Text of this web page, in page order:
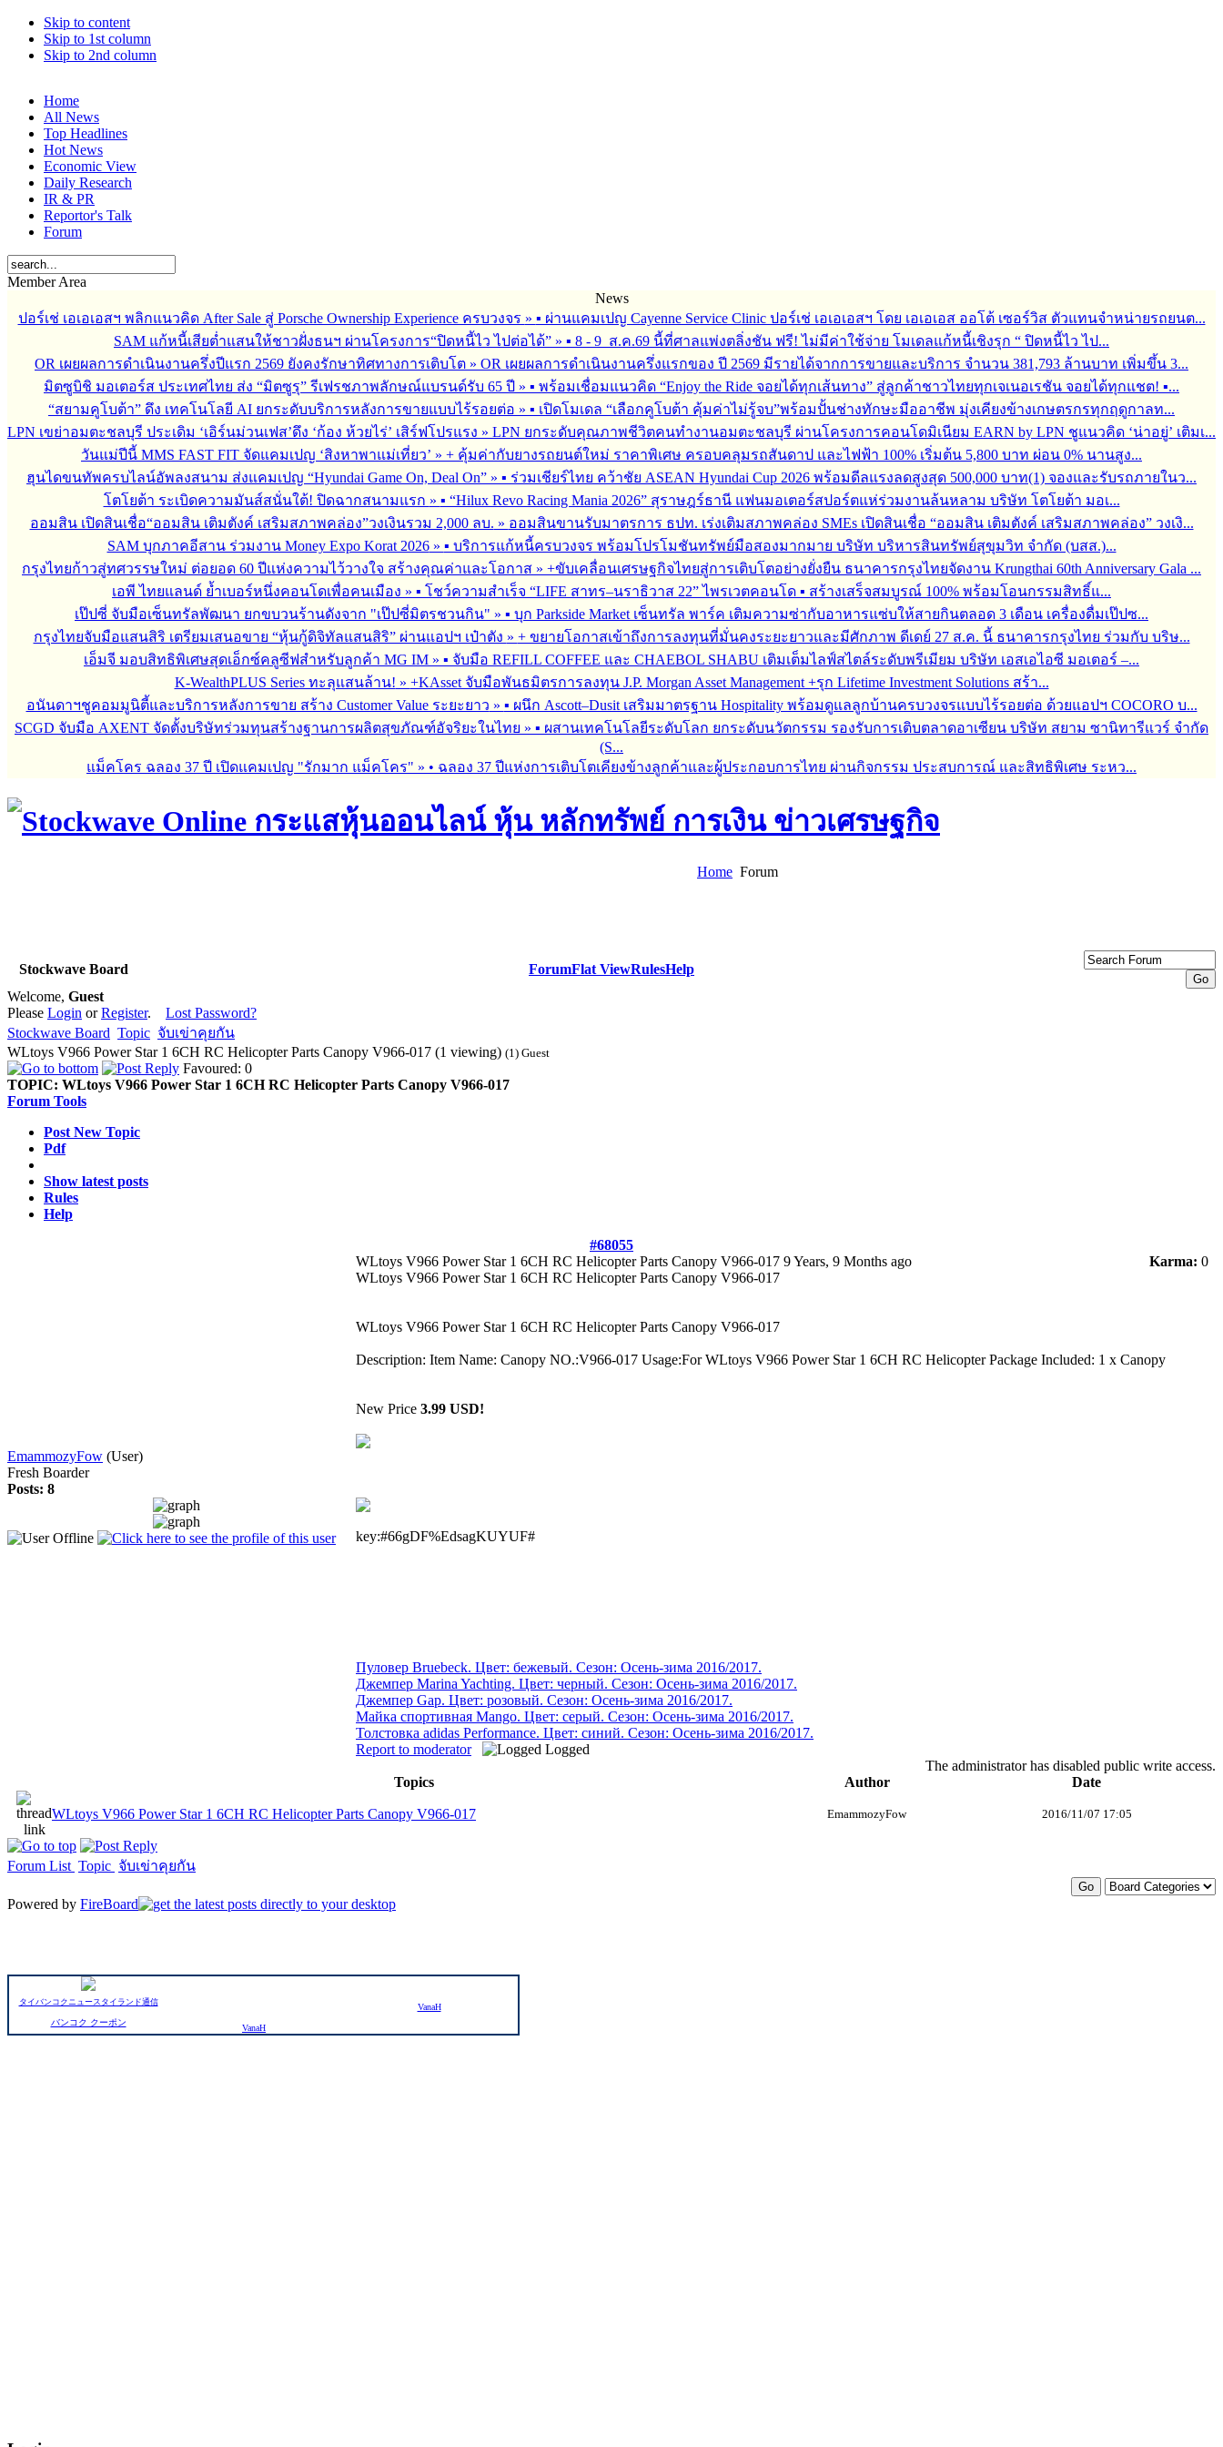
Skip to content
Skip to 1st column
Skip to 2nd column
Home
All News
Top Headlines
Hot News
Economic View
Daily Research
IR & PR
Reportor's Talk
Forum
Member Area
News
ปอร์เช่ เอเอเอสฯ พลิกแนวคิด After Sale สู่ Porsche Ownership Experience ครบวงจร » ▪︎ ผ่านแคมเปญ Cayenne Service Clinic ปอร์เช่ เอเอเอสฯ โดย เอเอเอส ออโต้ เซอร์วิส ตัวแทนจำหน่ายรถยนต...
SAM แก้หนี้เสียต่ำแสนให้ชาวฝั่งธนฯ ผ่านโครงการ“ปิดหนี้ไว ไปต่อได้” » ▪︎ 8 - 9 ส.ค.69 นี้ที่ศาลแพ่งตลิ่งชัน ฟรี! ไม่มีค่าใช้จ่าย โมเดลแก้หนี้เชิงรุก “ ปิดหนี้ไว ไป...
OR เผยผลการดำเนินงานครึ่งปีแรก 2569 ยังคงรักษาทิศทางการเติบโต » OR เผยผลการดำเนินงานครึ่งแรกของ ปี 2569 มีรายได้จากการขายและบริการ จำนวน 381,793 ล้านบาท เพิ่มขึ้น 3...
มิตซูบิชิ มอเตอร์ส ประเทศไทย ส่ง “มิตซูรุ” รีเฟรชภาพลักษณ์แบรนด์รับ 65 ปี » ▪︎ พร้อมเชื่อมแนวคิด “Enjoy the Ride จอยได้ทุกเส้นทาง” สู่ลูกค้าชาวไทยทุกเจเนอเรชัน จอยได้ทุกแชต! ▪...
“สยามคูโบต้า” ดึง เทคโนโลยี AI ยกระดับบริการหลังการขายแบบไร้รอยต่อ » ▪︎ เปิดโมเดล “เลือกคูโบต้า คุ้มค่าไม่รู้จบ”พร้อมปั้นช่างทักษะมืออาชีพ มุ่งเคียงข้างเกษตรกรทุกฤดูกาลท...
LPN เขย่าอมตะชลบุรี ประเดิม ‘เอิร์นม่วนเฟส’ดึง ‘ก้อง ห้วยไร่’ เสิร์ฟโปรแรง » LPN ยกระดับคุณภาพชีวิตคนทำงานอมตะชลบุรี ผ่านโครงการคอนโดมิเนียม EARN by LPN ชูแนวคิด ‘น่าอยู่’ เติมเ...
วันแม่ปีนี้ MMS FAST FIT จัดแคมเปญ ‘สิงหาพาแม่เที่ยว’ » + คุ้มค่ากับยางรถยนต์ใหม่ ราคาพิเศษ ครอบคลุมรถสันดาป และไฟฟ้า 100% เริ่มต้น 5,800 บาท ผ่อน 0% นานสูง...
ฮุนไดขนทัพครบไลน์อัพลงสนาม ส่งแคมเปญ “Hyundai Game On, Deal On” » ▪︎ ร่วมเชียร์ไทย คว้าชัย ASEAN Hyundai Cup 2026 พร้อมดีลแรงลดสูงสุด 500,000 บาท(1) จองและรับรถภายในว...
โตโยต้า ระเบิดความมันส์สนั่นใต้! ปิดฉากสนามแรก » ▪︎ “Hilux Revo Racing Mania 2026” สุราษฎร์ธานี แฟนมอเตอร์สปอร์ตแห่ร่วมงานล้นหลาม บริษัท โตโยต้า มอเ...
ออมสิน เปิดสินเชื่อ“ออมสิน เติมตังค์ เสริมสภาพคล่อง”วงเงินรวม 2,000 ลบ. » ออมสินขานรับมาตรการ ธปท. เร่งเติมสภาพคล่อง SMEs เปิดสินเชื่อ “ออมสิน เติมตังค์ เสริมสภาพคล่อง” วงเงิ...
SAM บุกภาคอีสาน ร่วมงาน Money Expo Korat 2026» ▪︎ บริการแก้หนี้ครบวงจร พร้อมโปรโมชันทรัพย์มือสองมากมาย บริษัท บริหารสินทรัพย์สุขุมวิท จำกัด (บสส.)...
กรุงไทยก้าวสู่ทศวรรษใหม่ ต่อยอด 60 ปีแห่งความไว้วางใจ สร้างคุณค่าและโอกาส » +ขับเคลื่อนเศรษฐกิจไทยสู่การเติบโตอย่างยั่งยืน ธนาคารกรุงไทยจัดงาน Krungthai 60th Anniversary Gala ...
เอพี ไทยแลนด์ ย้ำเบอร์หนึ่งคอนโดเพื่อคนเมือง » ▪︎ โชว์ความสำเร็จ “LIFE สาทร–นราธิวาส 22” ไพรเวตคอนโด ▪︎ สร้างเสร็จสมบูรณ์ 100% พร้อมโอนกรรมสิทธิ์แ...
เป๊ปซี่ จับมือเซ็นทรัลพัฒนา ยกขบวนร้านดังจาก "เป๊ปซี่มิตรชวนกิน" » ▪︎ บุก Parkside Market เซ็นทรัล พาร์ค เติมความซ่ากับอาหารแซ่บให้สายกินตลอด 3 เดือน เครื่องดื่มเป๊ปซ...
กรุงไทยจับมือแสนสิริ เตรียมเสนอขาย “หุ้นกู้ดิจิทัลแสนสิริ” ผ่านแอปฯ เป๋าตัง » + ขยายโอกาสเข้าถึงการลงทุนที่มั่นคงระยะยาวและมีศักภาพ ดีเดย์ 27 ส.ค. นี้ ธนาคารกรุงไทย ร่วมกับ บริษ...
เอ็มจี มอบสิทธิพิเศษสุดเอ็กซ์คลูซีฟสำหรับลูกค้า MG IM » ▪︎ จับมือ REFILL COFFEE และ CHAEBOL SHABU เติมเต็มไลฟ์สไตล์ระดับพรีเมียม บริษัท เอสเอไอซี มอเตอร์ –...
K-WealthPLUS Series ทะลุแสนล้าน! » +KAsset จับมือพันธมิตรการลงทุน J.P. Morgan Asset Management +รุก Lifetime Investment Solutions สร้า...
อนันดาฯชูคอมมูนิตี้และบริการหลังการขาย สร้าง Customer Value ระยะยาว » ▪︎ ผนึก Ascott–Dusit เสริมมาตรฐาน Hospitality พร้อมดูแลลูกบ้านครบวงจรแบบไร้รอยต่อ ด้วยแอปฯ COCORO บ...
SCGD จับมือ AXENT จัดตั้งบริษัทร่วมทุนสร้างฐานการผลิตสุขภัณฑ์อัจริยะในไทย » ▪︎ ผสานเทคโนโลยีระดับโลก ยกระดับนวัตกรรม รองรับการเติบตลาดอาเซียน บริษัท สยาม ซานิทารีแวร์ จำกัด
(S...
แม็คโคร ฉลอง 37 ปี เปิดแคมเปญ "รักมาก แม็คโคร" » • ฉลอง 37 ปีแห่งการเติบโตเคียงข้างลูกค้าและผู้ประกอบการไทย ผ่านกิจกรรม ประสบการณ์ และสิทธิพิเศษ ระหว...
Home Forum
Stockwave Board ForumFlat ViewRulesHelp
Welcome, Guest
Please Login orRegister. Lost Password?
Stockwave Board Topic จับเข่าคุยกัน
WLtoys V966 Power Star 1 6CH RC Helicopter Parts Canopy V966-017 (1 viewing) (1) Guest
Favoured: 0
TOPIC: WLtoys V966 Power Star 1 6CH RC Helicopter Parts Canopy V966-017
Forum Tools
Post New Topic
Pdf
Show latest posts
Rules
Help
#68055
EmammozyFow (User)
Fresh Boarder
Posts: 8
WLtoys V966 Power Star 1 6CH RC Helicopter Parts Canopy V966-017 9 Years, 9 Months ago Karma: 0
WLtoys V966 Power Star 1 6CH RC Helicopter Parts Canopy V966-017
WLtoys V966 Power Star 1 6CH RC Helicopter Parts Canopy V966-017
Description: Item Name: Canopy NO.:V966-017 Usage:For WLtoys V966 Power Star 1 6CH RC Helicopter Package Included: 1 x Canopy
New Price 3.99 USD!
key:#66gDF%EdsagKUYUF#
Пуловер Bruebeck. Цвет: бежевый. Сезон: Осень-зима 2016/2017.
Джемпер Marina Yachting. Цвет: черный. Сезон: Осень-зима 2016/2017.
Джемпер Gap. Цвет: розовый. Сезон: Осень-зима 2016/2017.
Майка спортивная Mango. Цвет: серый. Сезон: Осень-зима 2016/2017.
Толстовка adidas Performance. Цвет: синий. Сезон: Осень-зима 2016/2017.
Report to moderator
Logged
The administrator has disabled public write access.
Topics
Author Date
WLtoys V966 Power Star 1 6CH RC Helicopter Parts Canopy V966-017 EmammozyFow 2016/11/07 17:05
Forum List Topic จับเข่าคุยกัน
Powered by FireBoard
タイバンコクニュースタイランド通信
VanaH
バンコク クーポン
VanaH